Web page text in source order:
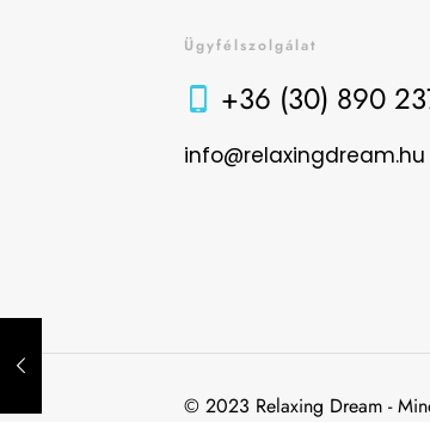
Ügyfélszolgálat
+36 (30) 890
info@relaxingdream.hu
© 2023 Relaxing Dream -